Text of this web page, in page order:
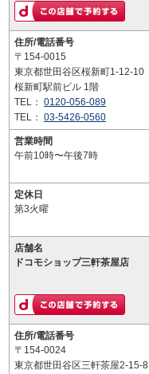
住所/電話番号
〒154-0015
東京都世田谷区桜新町1-12-10
桜新町駅前ビル 1階
TEL： 0120-056-089
TEL： 03-5426-0560
営業時間
午前10時〜午後7時
定休日
第3火曜
店舗名
ドコモショップ三軒茶屋店
住所/電話番号
〒154-0024
東京都世田谷区三軒茶屋2-15-8